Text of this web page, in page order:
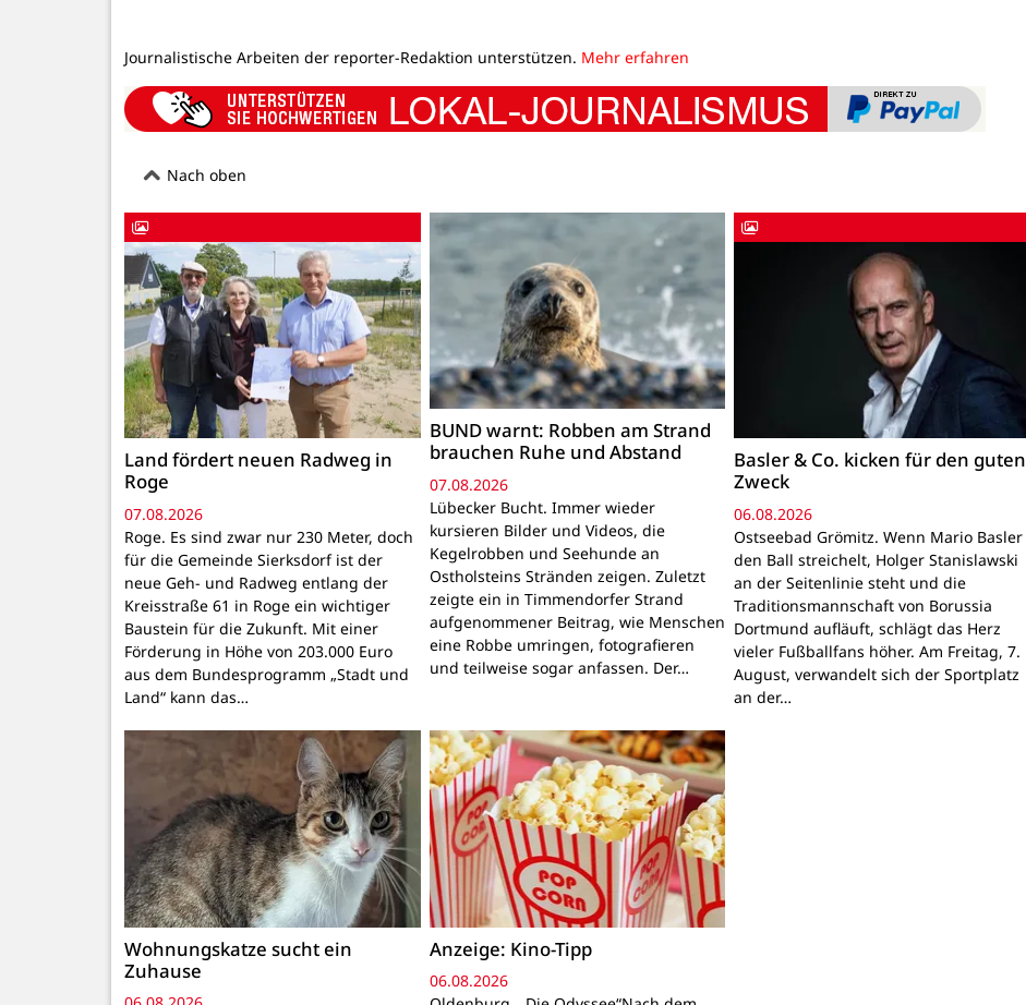
Journalistische Arbeiten der reporter-Redaktion unterstützen. Mehr erfahren
Nach oben
Land fördert neuen Radweg in
Roge
07.08.2026
Roge. Es sind zwar nur 230 Meter, doch
für die Gemeinde Sierksdorf ist der
neue Geh- und Radweg entlang der
Kreisstraße 61 in Roge ein wichtiger
Baustein für die Zukunft. Mit einer
Förderung in Höhe von 203.000 Euro
aus dem Bundesprogramm „Stadt und
Land“ kann das…
BUND warnt: Robben am Strand
brauchen Ruhe und Abstand
07.08.2026
Lübecker Bucht. Immer wieder
kursieren Bilder und Videos, die
Kegelrobben und Seehunde an
Ostholsteins Stränden zeigen. Zuletzt
zeigte ein in Timmendorfer Strand
aufgenommener Beitrag, wie Menschen
eine Robbe umringen, fotografieren
und teilweise sogar anfassen. Der…
Basler & Co. kicken für den guten
Zweck
06.08.2026
Ostseebad Grömitz. Wenn Mario Basler
den Ball streichelt, Holger Stanislawski
an der Seitenlinie steht und die
Traditionsmannschaft von Borussia
Dortmund aufläuft, schlägt das Herz
vieler Fußballfans höher. Am Freitag, 7.
August, verwandelt sich der Sportplatz
an der…
Wohnungskatze sucht ein
Zuhause
Anzeige: Kino-Tipp
06.08.2026